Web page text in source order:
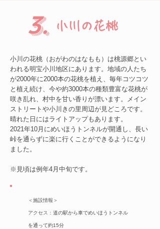
3. ​小川の花桃
小川の花桃（おがわのはなもも）は桃源郷とい
われる明宝小川地区にあります。地域の人たち
が2000年に2000本の花桃を植え、毎年コツコツ
と植え続け、今や約3000本の種類豊富な花桃が
咲き乱れ、村中を甘い香りが漂います。メイン
ストリートや小川きの里周辺が見どころです。
晴れた日にはライトアップもあります。
2021年10月にめいほうトンネルが開通し、長い
峠を通らずに楽に行くことができるようになり
ました。
※見頃は例年4月中旬です。
＜施設情報＞
アクセス： 道の駅から車でめいほうトンネル
を通って約15分